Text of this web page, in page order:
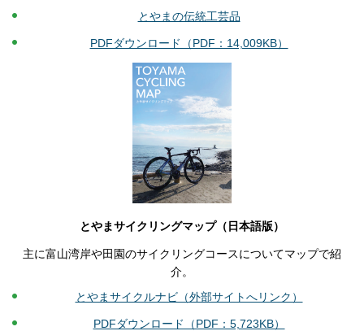
とやまの伝統工芸品
PDFダウンロード（PDF：14,009KB）
とやまサイクリングマップ（日本語版）
主に富山湾岸や田園のサイクリングコースについてマップで紹
介。
とやまサイクルナビ（外部サイトへリンク）
PDFダウンロード（PDF：5,723KB）